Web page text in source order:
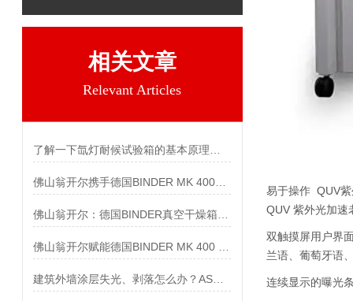
相关文章
Relevant Articles
易于操作 QUV
QUV 紫外光加速
双触摸屏用户界
兰语、葡萄牙语
连续显示的曝光